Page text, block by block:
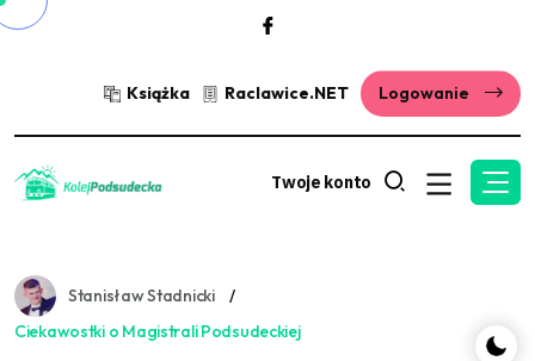
Książka Raclawice.NET Logowanie
Twoje konto
Stanisław Stadnicki
Ciekawostki o Magistrali Podsudeckiej